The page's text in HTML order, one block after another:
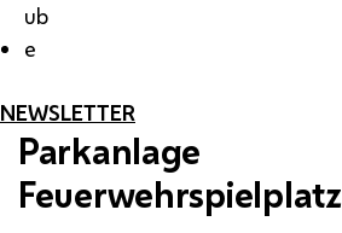
ub
e
NEWSLETTER
Parkanlage
Feuerwehrspielplatz